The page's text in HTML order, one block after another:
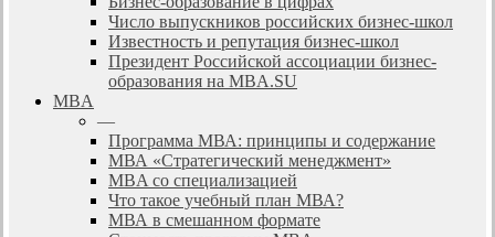
Число выпускников российских бизнес-школ
Известность и репутация бизнес-школ
Президент Российской ассоциации бизнес-
образования на MBA.SU
MBA
—
Программа МВА: принципы и содержание
МВА «Cтратегический менеджмент»
MBA со специализацией
Что такое учебный план МВА?
МВА в смешанном формате